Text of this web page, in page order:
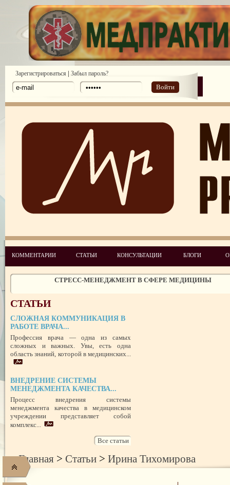
Зарегистрироваться | Забыл пароль?
Войти
КОММЕНТАРИИ СТАТЬИ КОНСУЛЬТАЦИИ БЛОГИ
ПОТРЕБИТЕЛЬСКИЙ ЭКСТРЕМИЗМ
ПЕРЕГОРЕЛО, или ЧЕМ ГРОЗИТ ЭМОЦИОНАЛЬНОЕ
УСПЕШНЫЙ ДЕБЮТ «ШКОЛЫ АДМИНИСТРАТОРОВ
ИХ
ЧЕГО ХОТЯТ ПАЦИЕНТЫ КАТЕГОРИИ VIP
СТРЕСС-МЕНЕДЖМЕНТ В СФЕРЕ МЕДИЦИНЫ
ЗАЩИТА РЕПУТАЦИИ В СЕТИ ИНТЕРНЕТ: SERM, ИЛИ КАК
РОЛЬ МЕДИЦИНСКОЙ ДОКУМЕНТАЦИИ КАК
ГРАЖДАНСКОМ И УГОЛОВНОМ СУДОПРОИЗВОДСТВЕ
СТАТЬИ
СЛОЖНАЯ КОММУНИКАЦИЯ В
РАБОТЕ ВРАЧА...
Профессия врача — одна из самых
сложных и важных. Увы, есть одна
область знаний, которой в медицинских...
ВНЕДРЕНИЕ СИСТЕМЫ
МЕНЕДЖМЕНТА КАЧЕСТВА...
Процесс внедрения системы
менеджмента качества в медицинском
учреждении представляет собой
комплекс...
Все статьи
Главная > Статьи > Ирина Тихомирова